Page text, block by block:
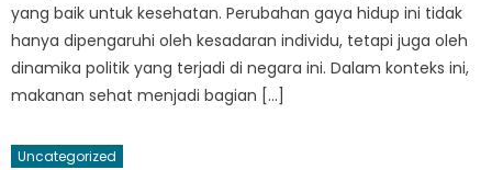
yang baik untuk kesehatan. Perubahan gaya hidup ini tidak
hanya dipengaruhi oleh kesadaran individu, tetapi juga oleh
dinamika politik yang terjadi di negara ini. Dalam konteks ini,
makanan sehat menjadi bagian […]
Uncategorized